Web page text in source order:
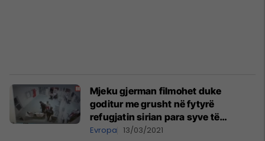
Mjeku gjerman filmohet duke
goditur me grusht në fytyrë
refugjatin sirian para syve të
policisë, të cilin e kishin lidhur për
Evropa 13/03/2021